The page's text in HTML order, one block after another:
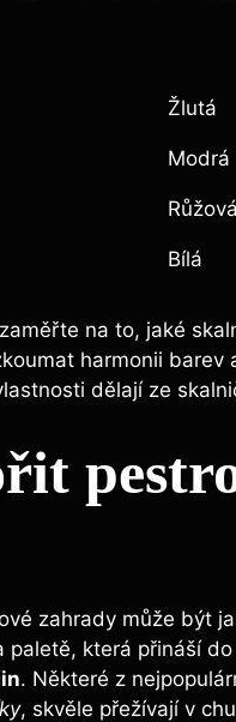
Žlutá
Modrá
Bílá
na to, jaké
harmonii
dělají ze
zahrady může být
paletě, která přináší
. Některé z
, skvěle přežívají v